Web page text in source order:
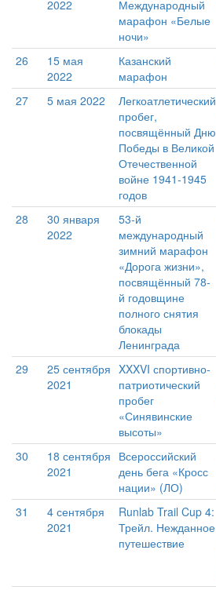
2022
Международный
марафон «Белые
ночи»
26
15 мая
2022
Казанский
марафон
27 5 мая 2022
Легкоатлетический
пробег,
посвящённый Дню
Победы в Великой
Отечественной
войне 1941-1945
годов
28
30 января
2022
53-й
международный
зимний марафон
«Дорога жизни»,
посвящённый 78-
й годовщине
полного снятия
блокады
Ленинграда
29
25 сентября
2021
XXXVI спортивно-
патриотический
пробег
«Синявинские
высоты»
30
18 сентября
2021
Всероссийский
день бега «Кросс
нации» (ЛО)
31
4 сентября
2021
Runlab Trail Cup 4:
Трейл. Нежданное
путешествие